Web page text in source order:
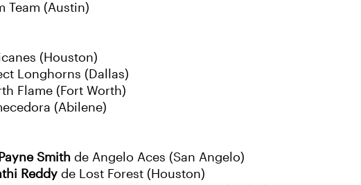
Team (Austin)
(Houston)
Longhorns (Dallas)
Flame (Fort Worth)
(Abilene)
Payne Smith de Angelo Aces (San Angelo)
Reddy de Lost Forest (Houston)